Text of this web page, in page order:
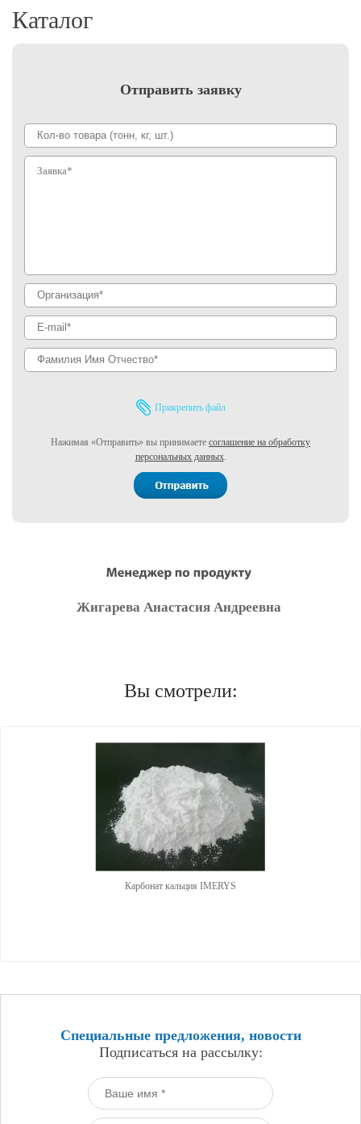
Каталог
Отправить заявку
Прикрепить файл
Нажимая «Отправить» вы принимаете соглашение на обработку
персональных данных.
Жигарева Анастасия Андреевна
Вы смотрели:
Карбонат кальция IMERYS
Специальные предложения, новости
Подписаться на рассылку: